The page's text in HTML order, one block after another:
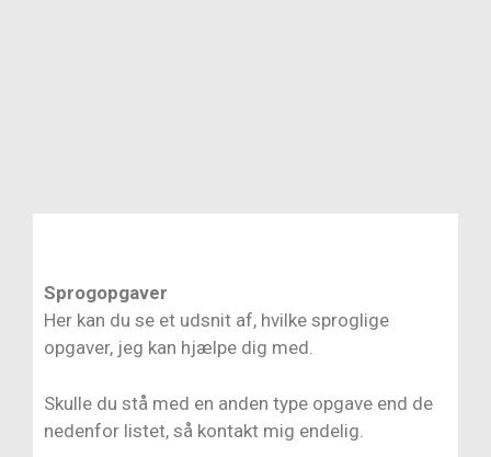
Sprogopgaver
Her kan du se et udsnit af, hvilke sproglige
opgaver, jeg kan hjælpe dig med.
Skulle du stå med en anden type opgave end de
nedenfor listet, så kontakt mig endelig.